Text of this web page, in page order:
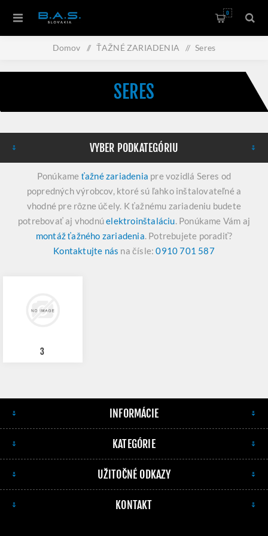
0
Domov / ŤAŽNÉ ZARIADENIA / Seres
SERES
VYBER PODKATEGÓRIU
Ponúkame ťažné zariadenia pre vozidlá Seres od
popredných výrobcov, ktoré sú ľahko inštalovateľné a
vhodné pre rôzne účely. K ťažnému zariadeniu budete
potrebovať aj vhodnúelektroinštaláciu. Ponúkame Vám aj
montáž ťažného zariadenia. Potrebujete poradiť?
Kontaktujte nás na čísle:0910 701 587
3
INFORMÁCIE
KATEGÓRIE
UŽITOČNÉ ODKAZY
KONTAKT